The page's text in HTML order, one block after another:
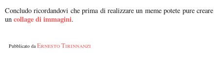
Concludo ricordandovi che prima di realizzare un meme potete pure creare
un collage di immagini.
Pubblicato daErnesto Tirinnanzi